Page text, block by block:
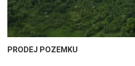
PRODEJ POZEMKU